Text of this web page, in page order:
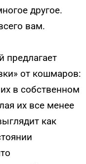
другое.
вам.
предлагает
от кошмаров:
в собственном
их все менее
как